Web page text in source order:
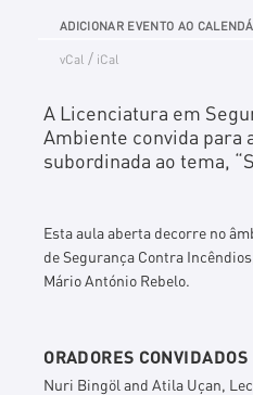
ADICIONAR EVENTO AO
vCal / iCal
A Licenciatura em
Ambiente convida para
subordinada ao tema,
Esta aula aberta decorre no
de Segurança Contra
Mário António Rebelo.
ORADORES CONVIDADOS
Nuri Bingöl and Atila Uçan,